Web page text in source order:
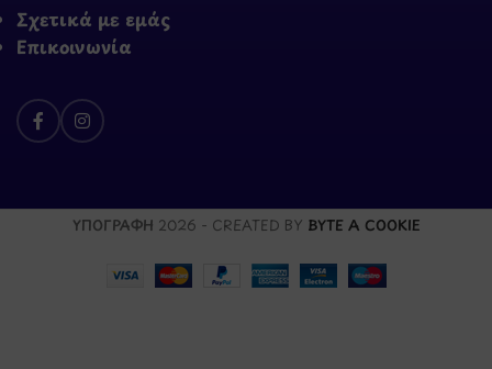
Σχετικά με εμάς
Επικοινωνία
ΥΠΟΓΡΑΦΗ 2026 - CREATED BY BYTE A COOKIE